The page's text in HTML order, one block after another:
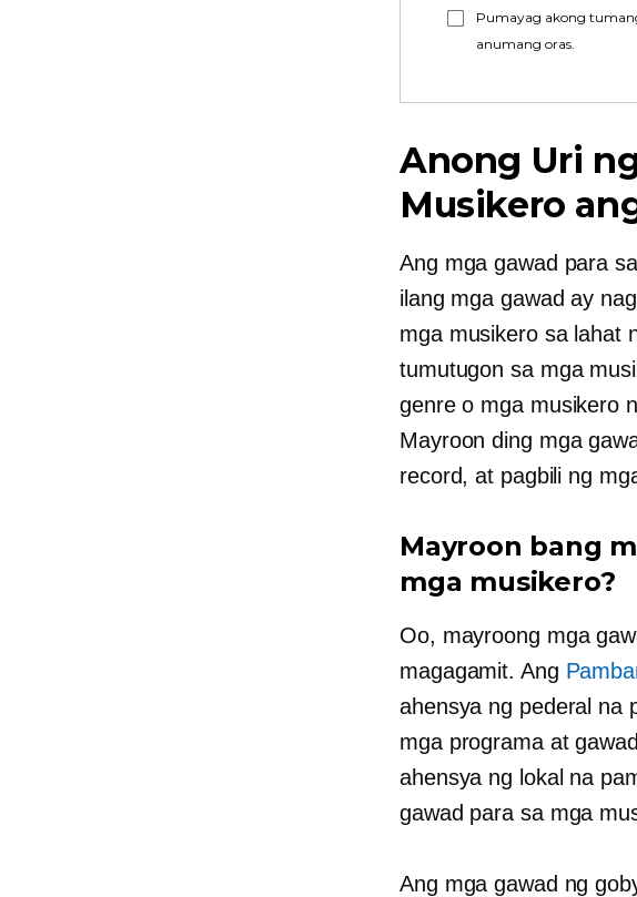
Pumayag akong
anumang oras.
Anong Uri
Musikero
Ang mga gawad para
ilang mga gawad ay
mga musikero sa lahat
tumutugon sa mga
genre o mga musikero
Mayroon ding mga
record, at pagbili ng
Mayroon bang
mga musikero?
Oo, mayroong mga
magagamit. Ang
ahensya ng pederal na
mga programa at
ahensya ng lokal na
gawad para sa mga
Ang mga gawad ng